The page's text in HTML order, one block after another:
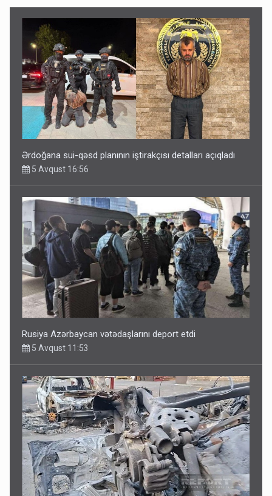
Ərdoğana sui-qəsd planının iştirakçısı detalları açıqladı
5 Avqust 16:56
Rusiya Azərbaycan vətədaşlarını deport etdi
5 Avqust 11:53